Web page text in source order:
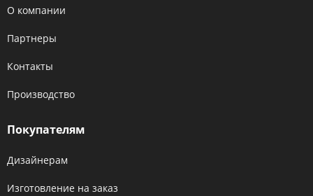
О компании
Партнеры
Контакты
Производство
Покупателям
Дизайнерам
Изготовление на заказ